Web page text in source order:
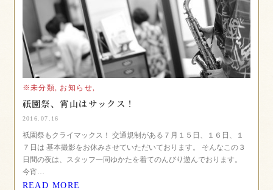
※未分類, お知らせ,
祇園祭、宵山はサックス！
2016.07.16
祇園祭もクライマックス！ 交通規制がある７月１５日、１６日、１
７日は 基本撮影をお休みさせていただいております。 そんなこの３
日間の夜は、スタッフ一同ゆかたを着てのんびり遊んでおります。
今宵…
READ MORE